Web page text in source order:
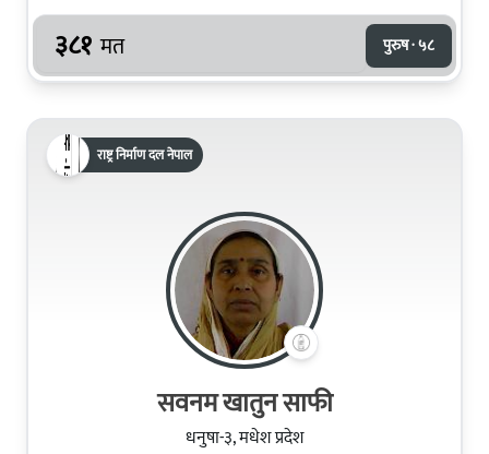
३८१ मत पुरुष · ५८
राष्ट्र निर्माण दल नेपाल
सवनम खातुन साफी
धनुषा-३, मधेश प्रदेश